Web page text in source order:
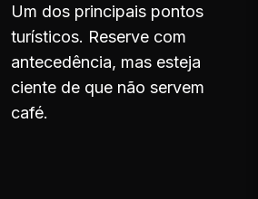
Um dos principais pontos
turísticos. Reserve com
antecedência, mas esteja
ciente de que não servem
café.